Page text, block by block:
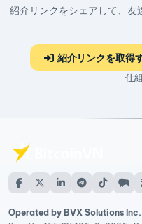
紹介リンクをシェアして、友
紹介リンクを取得
仕
Operated by BVX Solutions Inc.